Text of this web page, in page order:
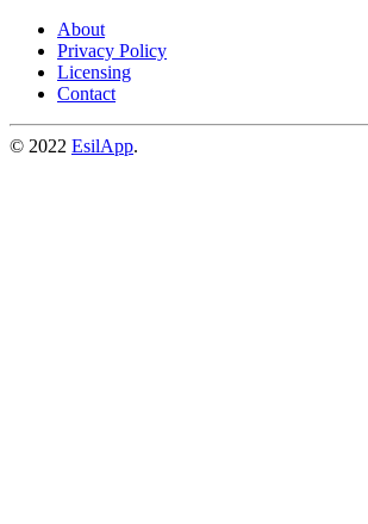
About
Privacy Policy
Licensing
Contact
© 2022 EsilApp.